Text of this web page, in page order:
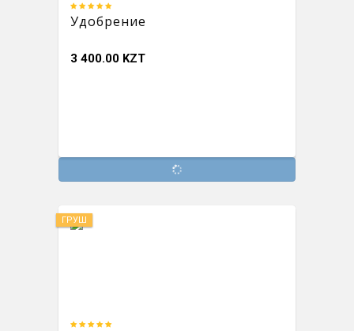
Удобрение
3 400.00 KZT
ГРУШ